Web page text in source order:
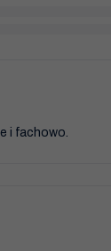
i fachowo.